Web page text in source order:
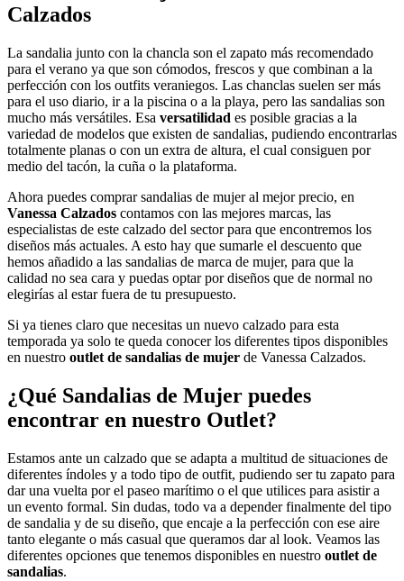
Calzados
La sandalia junto con la chancla son el zapato más recomendado
para el verano ya que son cómodos, frescos y que combinan a la
perfección con los outfits veraniegos. Las chanclas suelen ser más
para el uso diario, ir a la piscina o a la playa, pero las sandalias son
mucho más versátiles. Esa versatilidad es posible gracias a la
variedad de modelos que existen de sandalias, pudiendo encontrarlas
totalmente planas o con un extra de altura, el cual consiguen por
medio del tacón, la cuña o la plataforma.
Ahora puedes comprar sandalias de mujer al mejor precio, en
Vanessa Calzados contamos con las mejores marcas, las
especialistas de este calzado del sector para que encontremos los
diseños más actuales. A esto hay que sumarle el descuento que
hemos añadido a las sandalias de marca de mujer, para que la
calidad no sea cara y puedas optar por diseños que de normal no
elegirías al estar fuera de tu presupuesto.
Si ya tienes claro que necesitas un nuevo calzado para esta
temporada ya solo te queda conocer los diferentes tipos disponibles
en nuestro outlet de sandalias de mujer de Vanessa Calzados.
¿Qué Sandalias de Mujer puedes
encontrar en nuestro Outlet?
Estamos ante un calzado que se adapta a multitud de situaciones de
diferentes índoles y a todo tipo de outfit, pudiendo ser tu zapato para
dar una vuelta por el paseo marítimo o el que utilices para asistir a
un evento formal. Sin dudas, todo va a depender finalmente del tipo
de sandalia y de su diseño, que encaje a la perfección con ese aire
tanto elegante o más casual que queramos dar al look. Veamos las
diferentes opciones que tenemos disponibles en nuestro outlet de
sandalias.